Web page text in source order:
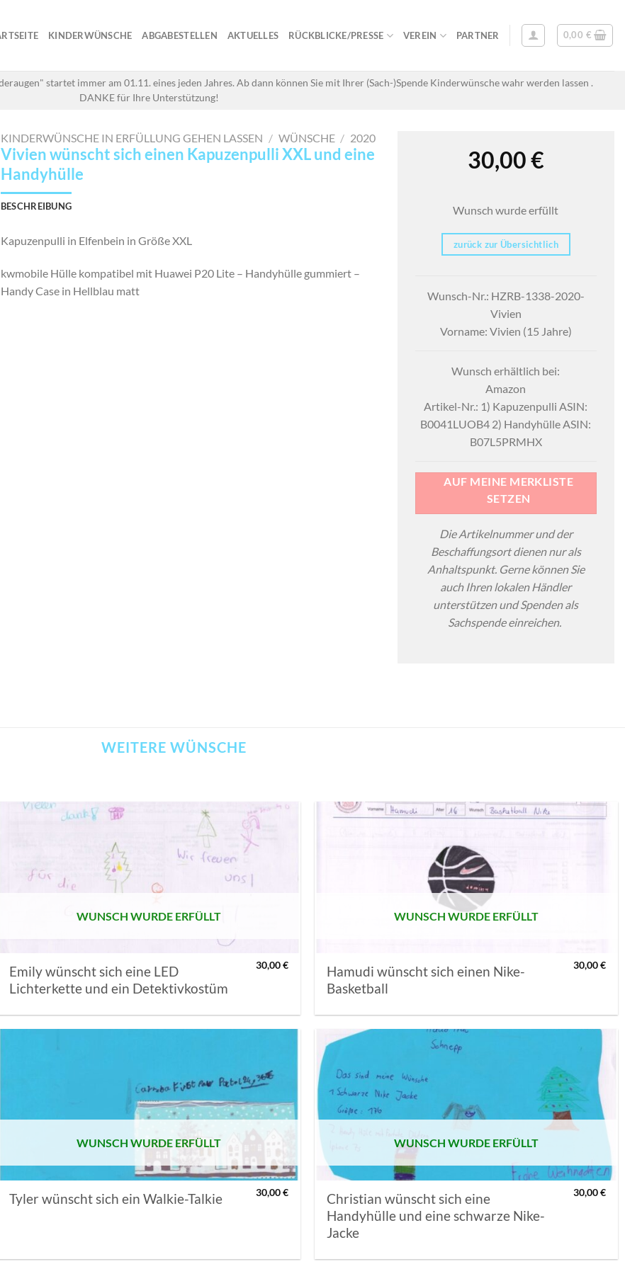
KINDERWÜNSCHE ABGABESTELLEN AKTUELLES RÜCKBLICKE/PRESSE VEREIN PARTNER 0,00 €
startet immer am 01.11. eines jeden Jahres. Ab dann können Sie mit Ihrer (Sach-)Spende Kinderwünsche wahr werden lassen .
DANKE für Ihre Unterstützung!
KINDERWÜNSCHE IN ERFÜLLUNG GEHEN LASSEN / WÜNSCHE / 2020
Vivien wünscht sich einen Kapuzenpulli XXL und eine
Handyhülle
BESCHREIBUNG
Kapuzenpulli in Elfenbein in Größe XXL
kwmobile Hülle kompatibel mit Huawei P20 Lite – Handyhülle gummiert –
Handy Case in Hellblau matt
30,00€
Wunsch wurde erfüllt
zurück zur Übersichtlich
Wunsch-Nr.: HZRB-1338-2020-
Vivien
Vorname: Vivien (15 Jahre)
Wunsch erhältlich bei:
Amazon
Artikel-Nr.: 1) Kapuzenpulli ASIN:
B0041LUOB4 2) Handyhülle ASIN:
B07L5PRMHX
AUF MEINE MERKLISTE
SETZEN
Die Artikelnummer und der
Beschaffungsort dienen nur als
Anhaltspunkt. Gerne können Sie
auch Ihren lokalen Händler
unterstützen und Spenden als
Sachspende einreichen.
WEITERE WÜNSCHE
AUF MEINE
MERKLISTE
WUNSCH WURDE ERFÜLLT
Emily wünscht sich eine LED
Lichterkette und ein Detektivkostüm
30,00€
WUNSCH WURDE ERFÜLLT
Hamudi wünscht sich einen Nike-
Basketball
30,00€
AUF MEINE
MERKLISTE
WUNSCH WURDE ERFÜLLT
Tyler wünscht sich ein Walkie-Talkie 30,00€
AUF MEINE
MERKLISTE
SETZEN
WUNSCH WURDE ERFÜLLT
Christian wünscht sich eine
Handyhülle und eine schwarze Nike-
Jacke
30,00€